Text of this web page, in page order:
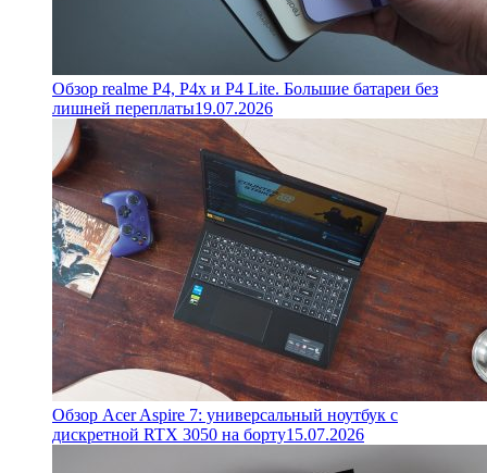
Обзор realme P4, P4x и P4 Lite. Большие батареи без
лишней переплаты19.07.2026
Обзор Acer Aspire 7: универсальный ноутбук с
дискретной RTX 3050 на борту15.07.2026